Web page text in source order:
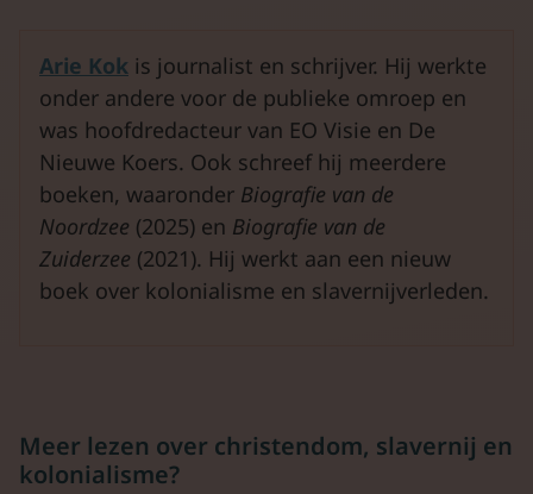
Arie Kok is journalist en schrijver. Hij werkte
onder andere voor de publieke omroep en
was hoofdredacteur van EO Visie en De
Nieuwe Koers. Ook schreef hij meerdere
boeken, waaronder Biografie van de
Noordzee (2025) en Biografie van de
Zuiderzee (2021). Hij werkt aan een nieuw
boek over kolonialisme en slavernijverleden.
Meer lezen over christendom, slavernij en
kolonialisme?